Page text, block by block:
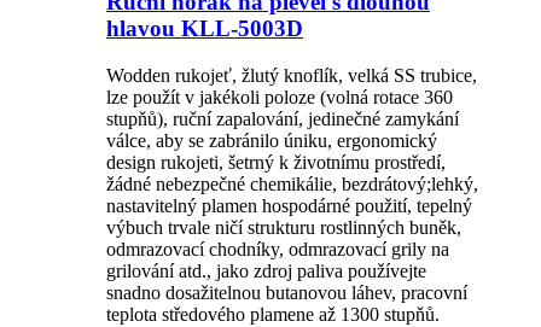
hlavou KLL-5003D
Wodden rukojeť, žlutý knoflík, velká SS trubice,
lze použít v jakékoli poloze (volná rotace 360 ​​
stupňů), ruční zapalování, jedinečné zamykání
válce, aby se zabránilo úniku, ergonomický
design rukojeti, šetrný k životnímu prostředí,
žádné nebezpečné chemikálie, bezdrátový;lehký,
nastavitelný plamen hospodárné použití, tepelný
výbuch trvale ničí strukturu rostlinných buněk,
odmrazovací chodníky, odmrazovací grily na
grilování atd., jako zdroj paliva používejte
snadno dosažitelnou butanovou láhev, pracovní
teplota středového plamene až 1300 stupňů.